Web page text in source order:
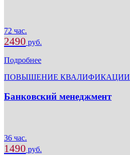
72 час.
2490 руб.
Подробнее
ПОВЫШЕНИЕ КВАЛИФИКАЦИИ
Банковский менеджмент
36 час.
1490 руб.